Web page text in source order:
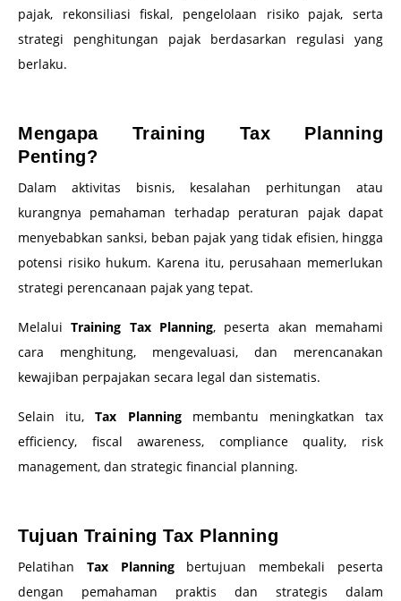
pajak, rekonsiliasi fiskal, pengelolaan risiko pajak, serta
strategi penghitungan pajak berdasarkan regulasi yang
berlaku.
Mengapa Training Tax Planning
Penting?
Dalam aktivitas bisnis, kesalahan perhitungan atau
kurangnya pemahaman terhadap peraturan pajak dapat
menyebabkan sanksi, beban pajak yang tidak efisien, hingga
potensi risiko hukum. Karena itu, perusahaan memerlukan
strategi perencanaan pajak yang tepat.
MelaluiTraining Tax Planning, peserta akan memahami
cara menghitung, mengevaluasi, dan merencanakan
kewajiban perpajakan secara legal dan sistematis.
Selain itu,Tax Planningmembantu meningkatkan tax
efficiency, fiscal awareness, compliance quality, risk
management, dan strategic financial planning.
Tujuan Training Tax Planning
Pelatihan Tax Planningbertujuan membekali peserta
dengan pemahaman praktis dan strategis dalam